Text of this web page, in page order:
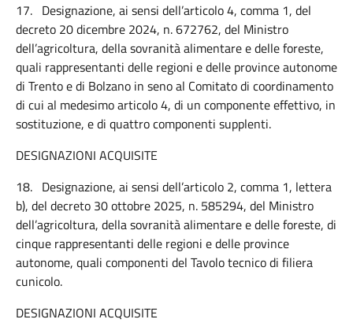
17. Designazione, ai sensi dell’articolo 4, comma 1, del
decreto 20 dicembre 2024, n. 672762, del Ministro
dell’agricoltura, della sovranità alimentare e delle foreste,
quali rappresentanti delle regioni e delle province autonome
di Trento e di Bolzano in seno al Comitato di coordinamento
di cui al medesimo articolo 4, di un componente effettivo, in
sostituzione, e di quattro componenti supplenti.
DESIGNAZIONI ACQUISITE
18. Designazione, ai sensi dell’articolo 2, comma 1, lettera
b), del decreto 30 ottobre 2025, n. 585294, del Ministro
dell’agricoltura, della sovranità alimentare e delle foreste, di
cinque rappresentanti delle regioni e delle province
autonome, quali componenti del Tavolo tecnico di filiera
cunicolo.
DESIGNAZIONI ACQUISITE